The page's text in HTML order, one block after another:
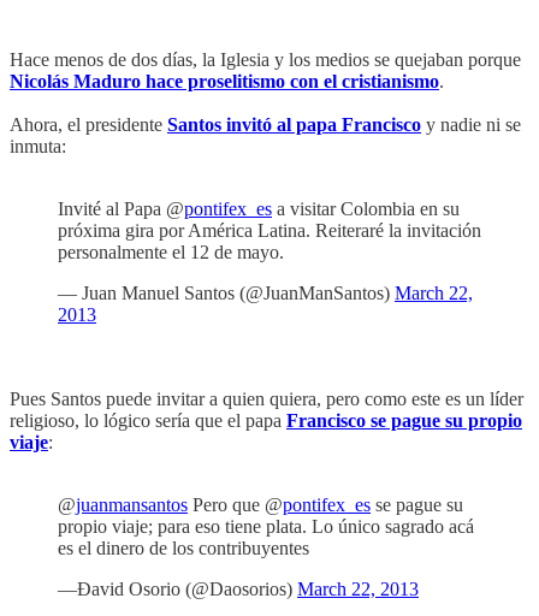
Hace menos de dos días, la Iglesia y los medios se quejaban porque
Nicolás Maduro hace proselitismo con el cristianismo.
Ahora, el presidente Santos invitó al papa Francisco y nadie ni se
inmuta:
Invité al Papa @pontifex_es a visitar Colombia en su
próxima gira por América Latina. Reiteraré la invitación
personalmente el 12 de mayo.
— Juan Manuel Santos (@JuanManSantos) March 22,
2013
Pues Santos puede invitar a quien quiera, pero como este es un líder
religioso, lo lógico sería que el papa Francisco se pague su propio
viaje:
@juanmansantos Pero que @pontifex_es se pague su
propio viaje; para eso tiene plata. Lo único sagrado acá
es el dinero de los contribuyentes
—Ðavid Osorio (@Daosorios) March 22, 2013